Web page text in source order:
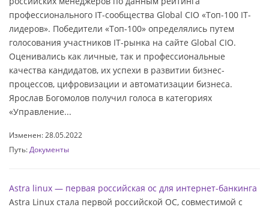
профессионального IT-сообщества Global CIO «Топ-100 IT-
лидеров». Победители «Топ-100» определялись путем
голосования участников IT-рынка на сайте Global CIO.
Оценивались как личные, так и профессиональные
качества кандидатов, их успехи в развитии бизнес-
процессов, цифровизации и автоматизации бизнеса.
Ярослав Богомолов получил голоса в категориях
«Управление...
Изменен: 28.05.2022
Путь: Документы
Astra linux — первая российская ос для интернет-банкинга
Astra Linux стала первой российской ОС, совместимой с